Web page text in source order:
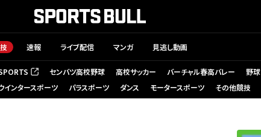
速報 ライブ配信 マンガ 見逃し動画
タブで開く） センバツ高校野球 高校サッカー バーチャル春高バレー 野球
インタースポーツ パラスポーツ ダンス モータースポーツ その他競技